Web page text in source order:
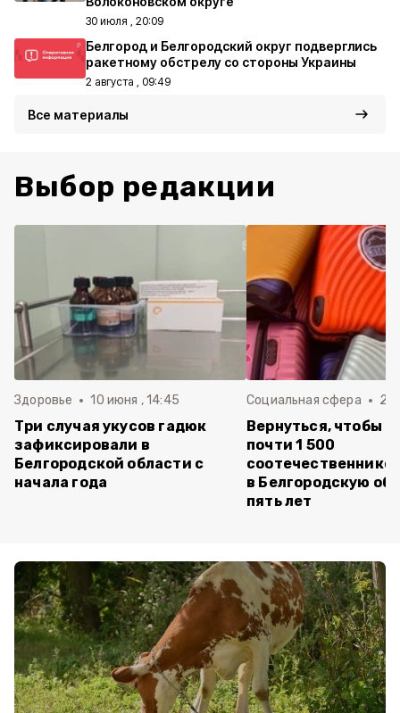
30 июля , 20:09
Белгород и Белгородский округ подверглись
ракетному обстрелу со стороны Украины
2 августа , 09:49
Все материалы
Выбор редакции
Здоровье 10 июня , 14:45
Три случая укусов гадюк
зафиксировали в
Белгородской области с
начала года
Социальная сфера 20
Вернуться, чтобы
почти 1 500
в Белгородскую
пять лет